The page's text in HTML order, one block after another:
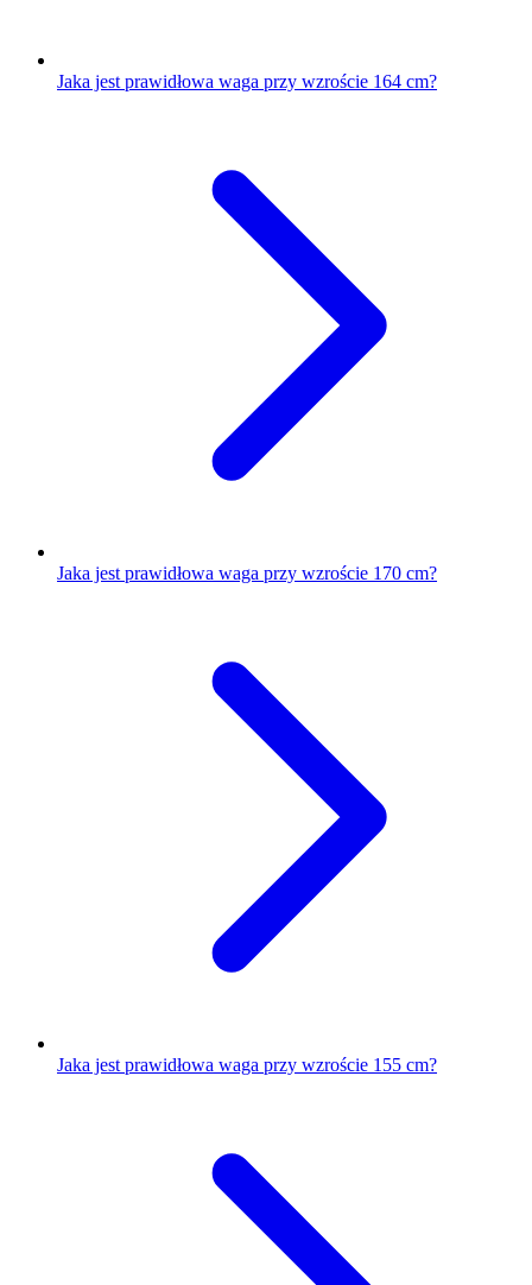
Jaka jest prawidłowa waga przy wzroście 164 cm?
Jaka jest prawidłowa waga przy wzroście 170 cm?
Jaka jest prawidłowa waga przy wzroście 155 cm?